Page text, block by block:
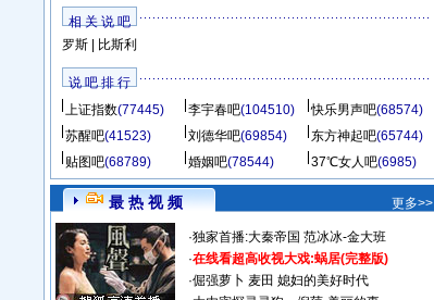
相 关 说 吧
罗斯| 比斯利
说 吧 排 行
上证指数(77445) 李宇春吧(104510) 快乐男声吧(68574)
苏醒吧(41523) 刘德华吧(69854) 东方神起吧(65744)
贴图吧(68789) 婚姻吧(78544) 37℃女人吧(6985)
最 热 视 频 更多>>
·独家首播:大秦帝国 范冰冰-金大班
·在线看超高收视大戏:蜗居(完整版)
·倔强萝卜 麦田 媳妇的美好时代